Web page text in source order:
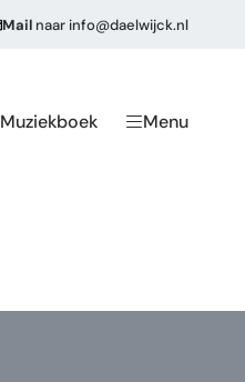
Mail naarinfo@daelwijck.nl
Muziekboek Menu